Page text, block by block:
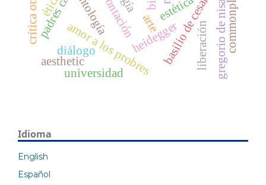
heidegger
ontología basilio de cesareagregorio de nisa
amor a los probres liberación
diálogo
universidad
arte
estética
aesthetic
commonplaces
Idioma
English
Español